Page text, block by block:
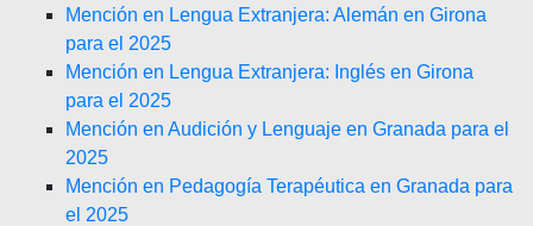
Mención en Lengua Extranjera: Alemán en Girona
para el 2025
Mención en Lengua Extranjera: Inglés en Girona
para el 2025
Mención en Audición y Lenguaje en Granada para el
2025
Mención en Pedagogía Terapéutica en Granada para
el 2025